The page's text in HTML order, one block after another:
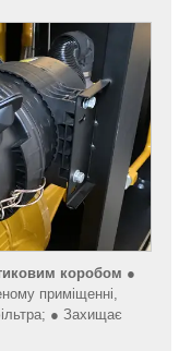
коробом ●
приміщенні,
● Захищає